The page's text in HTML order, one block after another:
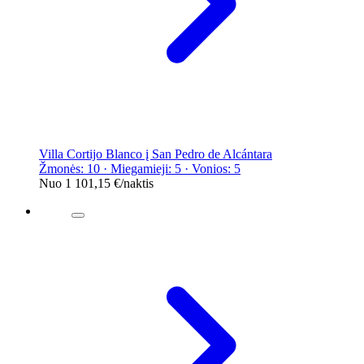
Villa Cortijo Blanco į San Pedro de Alcántara
Žmonės: 10 · Miegamieji: 5 · Vonios: 5
Nuo 1 101,15 €/naktis